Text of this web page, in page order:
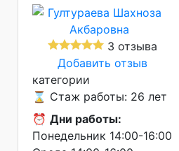
3 отзыва
Добавить отзыв
категории
⌛ Стаж работы: 26 лет
⏰ Дни работы:
Понедельник 14:00-16:00